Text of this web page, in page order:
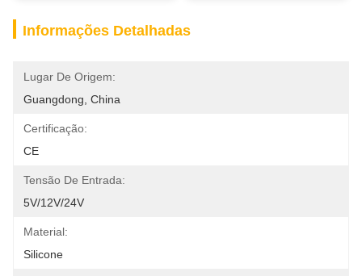
Informações Detalhadas
Lugar De Origem:
Guangdong, China
Certificação:
CE
Tensão De Entrada:
5V/12V/24V
Material:
Silicone